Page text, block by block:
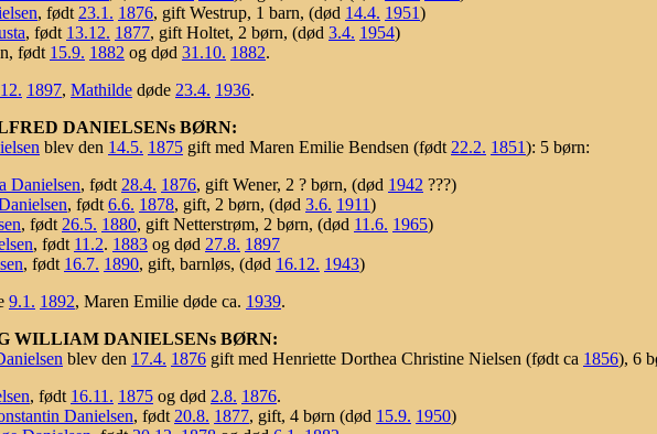
, født 23.1. 1876, gift Westrup, 1 barn, (død 14.4. 1951)
, født 13.12. 1877, gift Holtet, 2 børn, (død 3.4. 1954)
født 15.9. 1882 og død 31.10. 1882.
1897, Mathilde døde 23.4. 1936.
DANIELSENs BØRN:
blev den 14.5. 1875 gift med Maren Emilie Bendsen (født 22.2. 1851): 5 børn:
Danielsen, født 28.4. 1876, gift Wener, 2 ? børn, (død 1942 ???)
, født 6.6. 1878, gift, 2 børn, (død 3.6. 1911)
, født 26.5. 1880, gift Netterstrøm, 2 børn, (død 11.6. 1965)
, født 11.2. 1883 og død 27.8. 1897
, født 16.7. 1890, gift, barnløs, (død 16.12. 1943)
9.1. 1892, Maren Emilie døde ca. 1939.
WILLIAM DANIELSENs BØRN:
blev den 17.4. 1876 gift med Henriette Dorthea Christine Nielsen (født ca 1856), 6
, født 16.11. 1875 og død 2.8. 1876.
Danielsen, født 20.8. 1877, gift, 4 børn (død 15.9. 1950)